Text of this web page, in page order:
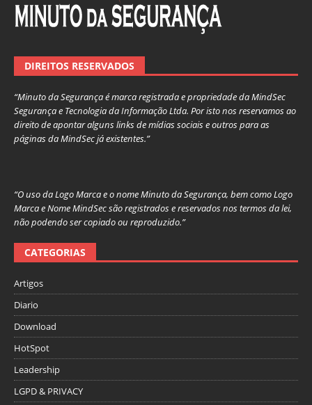
DIREITOS RESERVADOS
“Minuto da Segurança é marca registrada e propriedade da MindSec
Segurança e Tecnologia da Informação Ltda. Por isto nos reservamos ao
direito de apontar alguns links de mídias sociais e outros para as
páginas da MindSec já existentes.”
“O uso da Logo Marca e o nome Minuto da Segurança, bem como Logo
Marca e Nome MindSec são registrados e reservados nos termos da lei,
não podendo ser copiado ou reproduzido.”
CATEGORIAS
Artigos
Diario
Download
HotSpot
Leadership
LGPD & PRIVACY